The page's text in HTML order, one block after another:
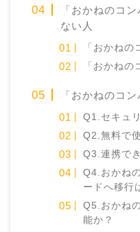
「おかねのコ
ない人
「おかねの
「おかね
「おかねのコ
Q1.セキュ
Q2.無料で
Q3.連携で
Q4.おかね
ードへ移行
Q5.おかね
能か？